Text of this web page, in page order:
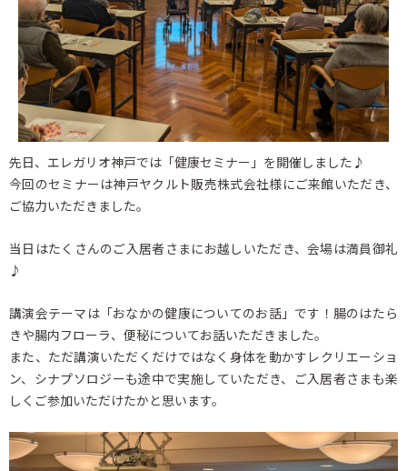
先日、エレガリオ神戸では「健康セミナー」を開催しました♪
今回のセミナーは神戸ヤクルト販売株式会社様にご来館いただき、
ご協力いただきました。
当日はたくさんのご入居者さまにお越しいただき、会場は満員御礼
♪
講演会テーマは「おなかの健康についてのお話」です！腸のはたら
きや腸内フローラ、便秘についてお話いただきました。
また、ただ講演いただくだけではなく身体を動かすレクリエーショ
ン、シナプソロジーも途中で実施していただき、ご入居者さまも楽
しくご参加いただけたかと思います。